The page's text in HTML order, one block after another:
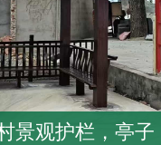
景观护栏，亭子